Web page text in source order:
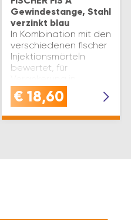
Gewindestange, Stahl
verzinkt blau
In Kombination mit den
verschiedenen fischer
Injektionsmörteln
bewertet, für
gerissenem und
ungerissenem Beton,
Vollsteinmauerwerk,
€ 18,60